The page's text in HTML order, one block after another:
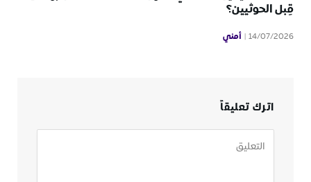
قِبل الحوثيين؟
14/07/2026 أمني
اترك تعليقاً